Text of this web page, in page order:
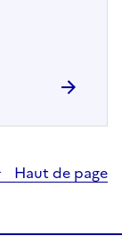
Haut de page